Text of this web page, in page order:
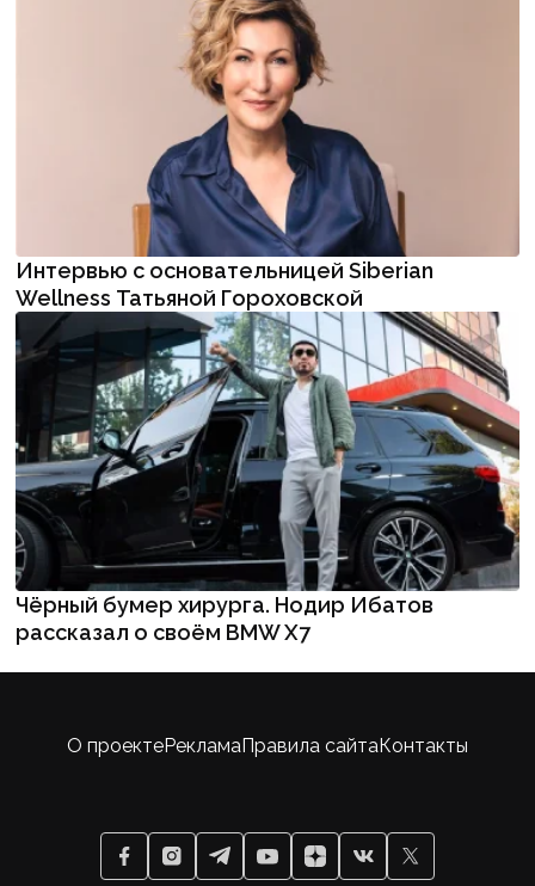
Интервью с основательницей Siberian
Wellness Татьяной Гороховской
Чёрный бумер хирурга. Нодир Ибатов
рассказал о своём BMW X7
О проектеРекламаПравила сайтаКонтакты